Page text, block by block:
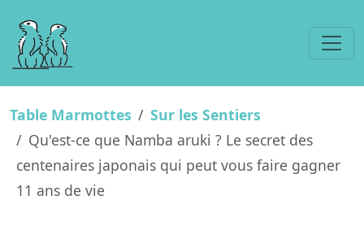
Table Marmottes
Sur les Sentiers
Qu'est-ce que Namba aruki ? Le secret des
centenaires japonais qui peut vous faire gagner
11 ans de vie